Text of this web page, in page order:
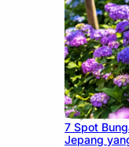
July 23,
7 Spot
Jepang